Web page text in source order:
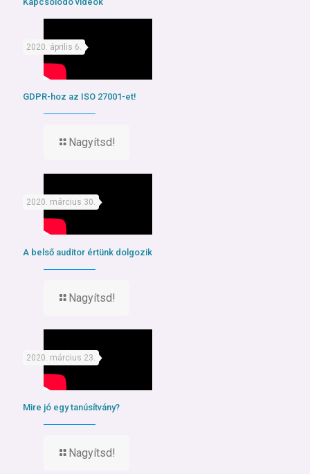
2020. április 6.
GDPR-hoz az ISO 27001-et!
Nagyítsd!
2020. március 30.
A belső auditor értünk dolgozik
Nagyítsd!
2020. március 23.
Mire jó egy tanúsítvány?
Nagyítsd!